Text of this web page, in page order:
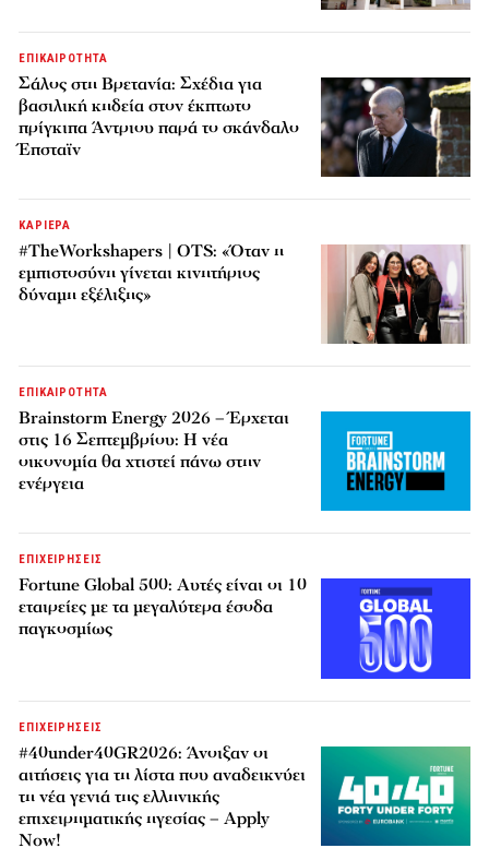
ΕΠΙΚΑΙΡΟΤΗΤΑ
Σάλος στη Βρετανία: Σχέδια για
βασιλική κηδεία στον έκπτωτο
πρίγκιπα Άντριου παρά το σκάνδαλο
Έπσταϊν
ΚΑΡΙΕΡΑ
#TheWorkshapers | OTS: «Όταν η
εμπιστοσύνη γίνεται κινητήριος
δύναμη εξέλιξης»
ΕΠΙΚΑΙΡΟΤΗΤΑ
Brainstorm Energy 2026 – Έρχεται
στις 16 Σεπτεμβρίου: Η νέα
οικονομία θα χτιστεί πάνω στην
ενέργεια
ΕΠΙΧΕΙΡΗΣΕΙΣ
Fortune Global 500: Αυτές είναι οι 10
εταιρείες με τα μεγαλύτερα έσοδα
παγκοσμίως
ΕΠΙΧΕΙΡΗΣΕΙΣ
#40under40GR2026: Άνοιξαν οι
αιτήσεις για τη λίστα που αναδεικνύει
τη νέα γενιά της ελληνικής
επιχειρηματικής ηγεσίας – Apply
Now!